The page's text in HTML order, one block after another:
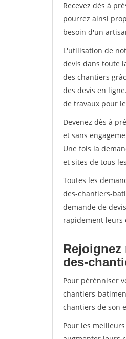
Recevez dès à
pourrez ainsi
besoin d'un
L'utilisation de
devis dans toute
des chantiers
des devis en
de travaux pour
Devenez dès à
et sans
Une fois la
et sites de tous
Toutes les
des-chantiers-
demande de
rapidement leurs
Rejoignez
des-
Pour pérénniser
chantiers-
chantiers de son
Pour les